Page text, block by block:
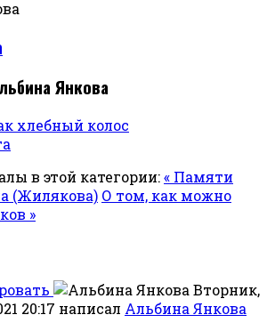
Янкова
хлебный колос
в этой категории:« Памяти
(Жилякова) О том, как можно
»
Вторник,
20:17 написал Альбина Янкова